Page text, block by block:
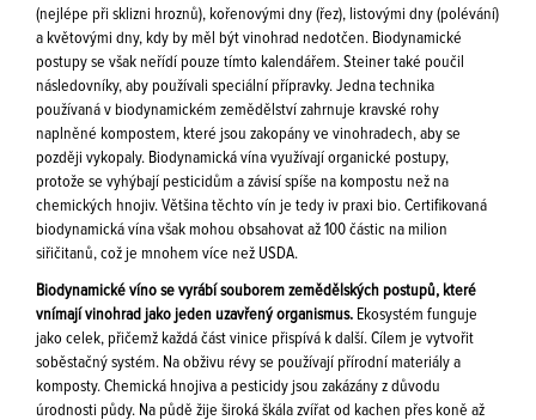
(nejlépe při sklizni hroznů), kořenovými dny (řez), listovými dny (polévání)
a květovými dny, kdy by měl být vinohrad nedotčen. Biodynamické
postupy se však neřídí pouze tímto kalendářem. Steiner také poučil
následovníky, aby používali speciální přípravky. Jedna technika
používaná v biodynamickém zemědělství zahrnuje kravské rohy
naplněné kompostem, které jsou zakopány ve vinohradech, aby se
později vykopaly. Biodynamická vína využívají organické postupy,
protože se vyhýbají pesticidům a závisí spíše na kompostu než na
chemických hnojiv. Většina těchto vín je tedy iv praxi bio. Certifikovaná
biodynamická vína však mohou obsahovat až 100 částic na milion
siřičitanů, což je mnohem více než USDA.
Biodynamické víno se vyrábí souborem zemědělských postupů, které
vnímají vinohrad jako jeden uzavřený organismus. Ekosystém funguje
jako celek, přičemž každá část vinice přispívá k další. Cílem je vytvořit
soběstačný systém. Na obživu révy se používají přírodní materiály a
komposty. Chemická hnojiva a pesticidy jsou zakázány z důvodu
úrodnosti půdy. Na půdě žije široká škála zvířat od kachen přes koně až